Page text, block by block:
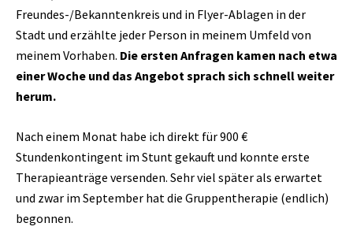
Freundes-/Bekanntenkreis und in Flyer-Ablagen in der
Stadt und erzählte jeder Person in meinem Umfeld von
meinem Vorhaben. Die ersten Anfragen kamen nach etwa
einer Woche und das Angebot sprach sich schnell weiter
herum.
Nach einem Monat habe ich direkt für 900 €
Stundenkontingent im Stunt gekauft und konnte erste
Therapieanträge versenden. Sehr viel später als erwartet
und zwar im September hat die Gruppentherapie (endlich)
begonnen.